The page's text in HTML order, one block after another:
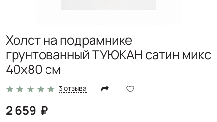
Холст на подрамнике
грунтованный ТУЮКАН сатин микс
40х80 см
3 отзыва
2 659